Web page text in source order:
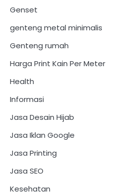
Genset
genteng metal minimalis
Genteng rumah
Harga Print Kain Per Meter
Health
Informasi
Jasa Desain Hijab
Jasa Iklan Google
Jasa Printing
Jasa SEO
Kesehatan